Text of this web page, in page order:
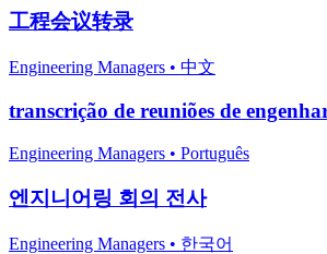
工程会议转录
Engineering Managers • 中文
transcrição de reuniões de
Engineering Managers • Português
엔지니어링 회의 전사
Engineering Managers • 한국어